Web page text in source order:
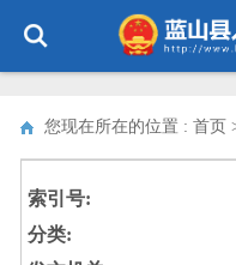
您现在所在的位置 : 首页
索引号:
分类: